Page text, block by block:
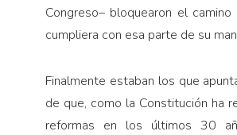
Congreso– bloquearon el
cumpliera con esa parte de su
Finalmente estaban los que
de que, como la Constitución ha
reformas en los últimos 30